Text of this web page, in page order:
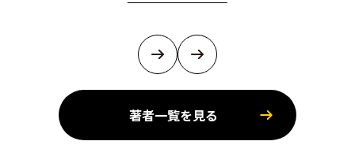
著者一覧を見る